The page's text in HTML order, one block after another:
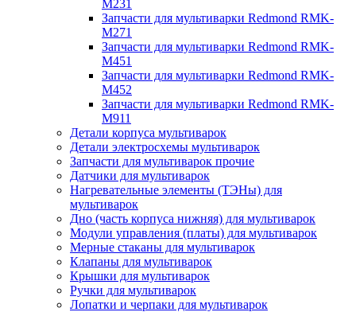
M231
Запчасти для мультиварки Redmond RMK-
M271
Запчасти для мультиварки Redmond RMK-
M451
Запчасти для мультиварки Redmond RMK-
M452
Запчасти для мультиварки Redmond RMK-
M911
Детали корпуса мультиварок
Детали электросхемы мультиварок
Запчасти для мультиварок прочие
Датчики для мультиварок
Нагревательные элементы (ТЭНы) для
мультиварок
Дно (часть корпуса нижняя) для мультиварок
Модули управления (платы) для мультиварок
Мерные стаканы для мультиварок
Клапаны для мультиварок
Крышки для мультиварок
Ручки для мультиварок
Лопатки и черпаки для мультиварок